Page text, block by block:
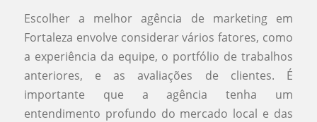
Escolher a melhor agência de marketing em
Fortaleza envolve considerar vários fatores, como
a experiência da equipe, o portfólio de trabalhos
anteriores, e as avaliações de clientes. É
importante que a agência tenha um
entendimento profundo do mercado local e das